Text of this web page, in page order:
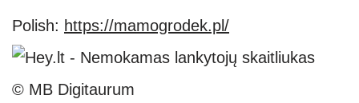
Polish: https://mamogrodek.pl/
© MB Digitaurum